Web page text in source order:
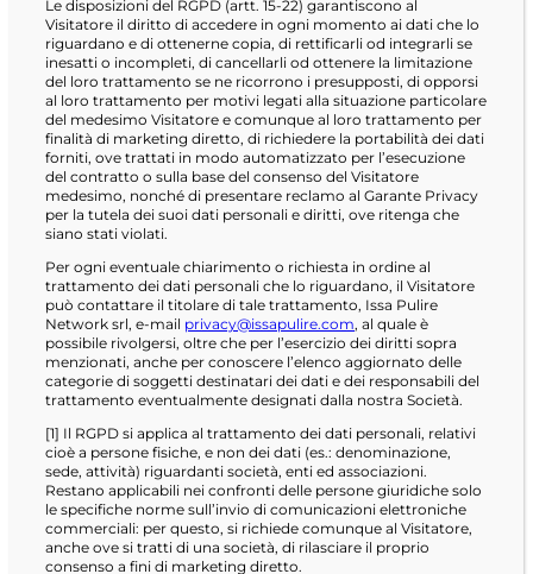
Le disposizioni del RGPD (artt. 15-22) garantiscono al
Visitatore il diritto di accedere in ogni momento ai dati che lo
riguardano e di ottenerne copia, di rettificarli od integrarli se
inesatti o incompleti, di cancellarli od ottenere la limitazione
del loro trattamento se ne ricorrono i presupposti, di opporsi
al loro trattamento per motivi legati alla situazione particolare
del medesimo Visitatore e comunque al loro trattamento per
finalità di marketing diretto, di richiedere la portabilità dei dati
forniti, ove trattati in modo automatizzato per l’esecuzione
del contratto o sulla base del consenso del Visitatore
medesimo, nonché di presentare reclamo al Garante Privacy
per la tutela dei suoi dati personali e diritti, ove ritenga che
siano stati violati.
Per ogni eventuale chiarimento o richiesta in ordine al
trattamento dei dati personali che lo riguardano, il Visitatore
può contattare il titolare di tale trattamento, Issa Pulire
Network srl, e-mail privacy@issapulire.com, al quale è
possibile rivolgersi, oltre che per l’esercizio dei diritti sopra
menzionati, anche per conoscere l’elenco aggiornato delle
categorie di soggetti destinatari dei dati e dei responsabili del
trattamento eventualmente designati dalla nostra Società.
[1] Il RGPD si applica al trattamento dei dati personali, relativi
cioè a persone fisiche, e non dei dati (es.: denominazione,
sede, attività) riguardanti società, enti ed associazioni.
Restano applicabili nei confronti delle persone giuridiche solo
le specifiche norme sull’invio di comunicazioni elettroniche
commerciali: per questo, si richiede comunque al Visitatore,
anche ove si tratti di una società, di rilasciare il proprio
consenso a fini di marketing diretto.